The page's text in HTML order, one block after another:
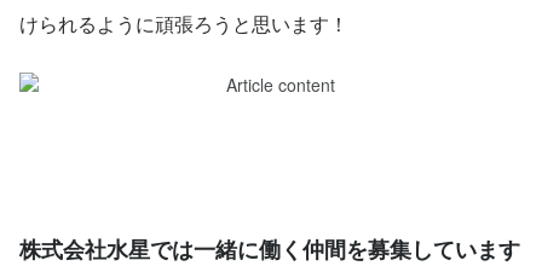
けられるように頑張ろうと思います！
株式会社水星では一緒に働く仲間を募集しています